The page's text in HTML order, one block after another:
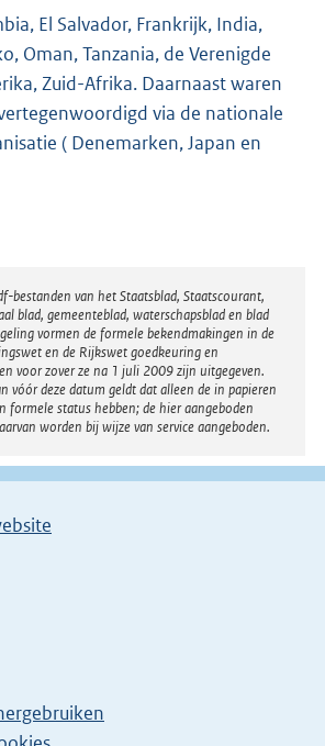
El Salvador, Frankrijk, India,
Oman, Tanzania, de Verenigde
Zuid-Afrika. Daarnaast waren
via de nationale
( Denemarken, Japan en
bestanden van het Staatsblad, Staatscourant,
blad, gemeenteblad, waterschapsblad en blad
vormen de formele bekendmakingen in de
en de Rijkswet goedkeuring en
voor zover ze na 1 juli 2009 zijn uitgegeven.
vóór deze datum geldt dat alleen de in papieren
formele status hebben; de hier aangeboden
worden bij wijze van service aangeboden.